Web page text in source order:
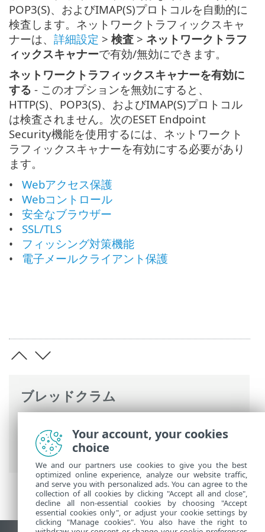
ブレッドクラム
Security >詳細設定>検査> ネットワーク
トラフィックスキャナー
POP3(S)、およびIMAP(S)プロトコルを自動的に
検査します。ネットワークトラフィックスキャ
ナーは、 詳細設定 > 検査 > ネットワークトラフ
ィックスキャナーで有効/無効にできます。
ネットワークトラフィックスキャナーを有効に
する - このオプションを無効にすると、
HTTP(S)、POP3(S)、およびIMAP(S)プロトコル
は検査されません。次のESET Endpoint
Security機能を使用するには、ネットワークト
ラフィックスキャナーを有効にする必要があり
ます。
Webアクセス保護
Webコントロール
安全なブラウザー
SSL/TLS
フィッシング対策機能
電子メールクライアント保護
Your account, your cookies
choice
We and our partners use cookies to give you the best
optimized online experience, analyze our website traffic,
and serve you with personalized ads. You can agree to the
collection of all cookies by clicking "Accept all and close",
decline all non-essential cookies by choosing "Accept
essential cookies only", or adjust your cookie settings by
clicking "Manage cookies". You also have the right to